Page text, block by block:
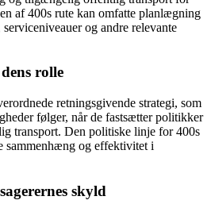
af 400s rute kan omfatte planlægning
og andre relevante
rolle
retningsgivende strategi, som
følger, når de fastsætter politikker
transport. Den politiske linje for 400s
sammenhæng og effektivitet i
skyld